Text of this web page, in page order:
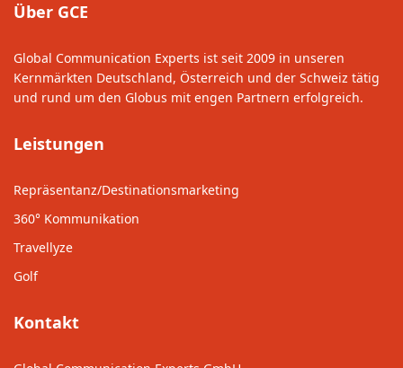
Über GCE
Global Communication Experts ist seit 2009 in unseren
Kernmärkten Deutschland, Österreich und der Schweiz tätig
und rund um den Globus mit engen Partnern erfolgreich.
Leistungen
Repräsentanz/Destinationsmarketing
360° Kommunikation
Travellyze
Golf
Kontakt